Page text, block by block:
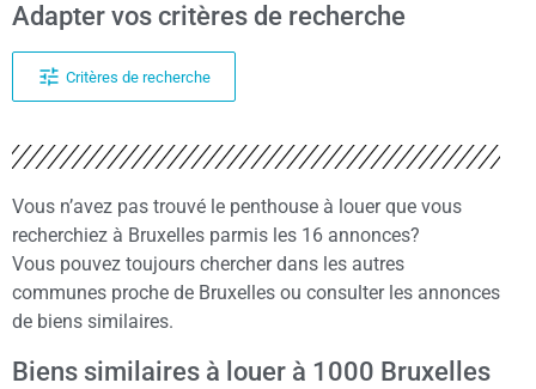
Adapter vos critères de recherche
Critères de recherche
Vous n’avez pas trouvé le penthouse à louer que vous
recherchiez à Bruxelles parmis les 16 annonces?
Vous pouvez toujours chercher dans les autres
communes proche de Bruxelles ou consulter les annonces
de biens similaires.
Biens similaires à louer à 1000 Bruxelles